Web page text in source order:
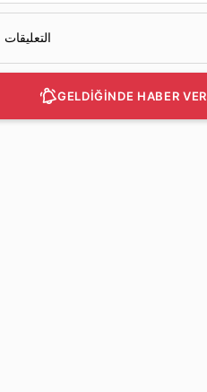
التعليقات
GELDİĞİNDE HABER VER